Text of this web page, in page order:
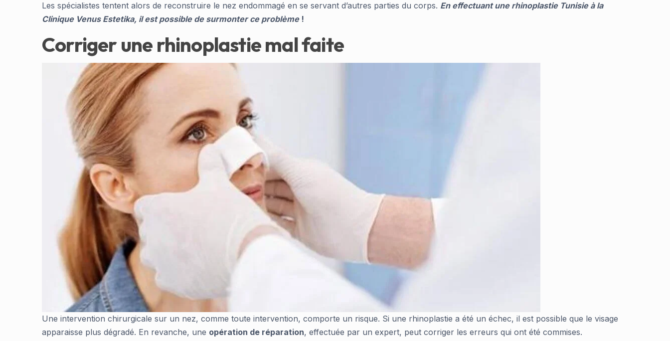
Les spécialistes tentent alors de reconstruire le nez endommagé en se servant d’autres parties du corps. En effectuant une rhinoplastie Tunisie à la
Clinique Venus Estetika, il est possible de surmonter ce problème!
Corriger une rhinoplastie mal faite
Une intervention chirurgicale sur un nez, comme toute intervention, comporte un risque. Si une rhinoplastie a été un échec, il est possible que le visage
apparaisse plus dégradé. En revanche, une opération de réparation, effectuée par un expert, peut corriger les erreurs qui ont été commises.